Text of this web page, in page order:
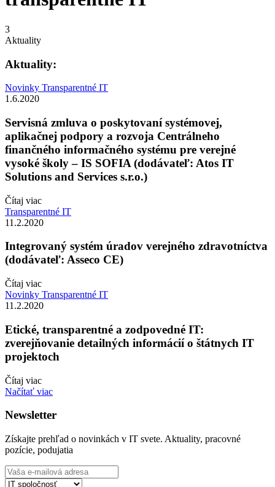
3
Aktuality
Aktuality:
Novinky Transparentné IT
1.6.2020
Servisná zmluva o poskytovaní systémovej,
aplikačnej podpory a rozvoja Centrálneho
finančného informačného systému pre verejné
vysoké školy – IS SOFIA (dodávateľ: Atos IT
Solutions and Services s.r.o.)
Čítaj viac
Transparentné IT
11.2.2020
Integrovaný systém úradov verejného zdravotníctva
(dodávateľ: Asseco CE)
Čítaj viac
Novinky Transparentné IT
11.2.2020
Etické, transparentné a zodpovedné IT:
zverejňovanie detailných informácií o štátnych IT
projektoch
Čítaj viac
Načítať viac
Newsletter
Získajte prehľad o novinkách v IT svete. Aktuality, pracovné
pozície, podujatia